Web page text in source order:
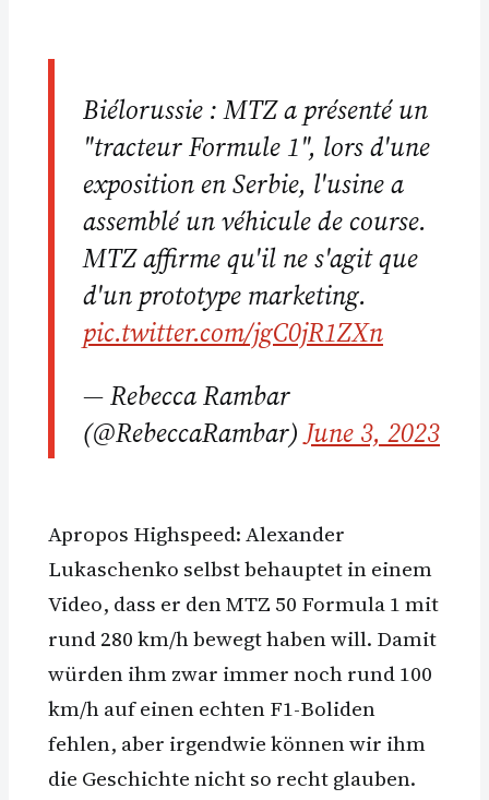
Biélorussie : MTZ a présenté un
"tracteur Formule 1", lors d'une
exposition en Serbie, l'usine a
assemblé un véhicule de course.
MTZ affirme qu'il ne s'agit que
d'un prototype marketing.
pic.twitter.com/jgC0jR1ZXn
— Rebecca Rambar
(@RebeccaRambar)June 3, 2023
Apropos Highspeed: Alexander
Lukaschenko selbst behauptet in einem
Video, dass er den MTZ 50 Formula 1 mit
rund 280 km/h bewegt haben will. Damit
würden ihm zwar immer noch rund 100
km/h auf einen echten F1-Boliden
fehlen, aber irgendwie können wir ihm
die Geschichte nicht so recht glauben.